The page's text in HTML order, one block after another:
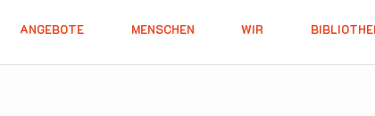
ANGEBOTE MENSCHEN WIR